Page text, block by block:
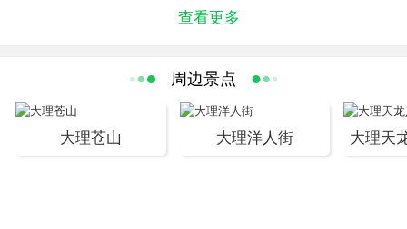
大塔“千寻塔”，高69.13米，是座方形密檐式砖塔，共16层。稍后又
建了南、北小塔，均高42.19米，是一对八角形的砖塔，都是10
级。修建三塔，除了佛家所宣扬的可以成佛外，还有一个重要的原
查看更多
周边景点
大理苍山 大理洋人街 大理天